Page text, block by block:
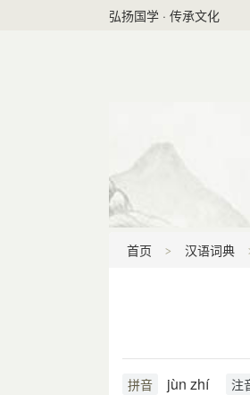
弘扬国学 · 传承文化
首页 汉语词典
拼音 jùn zhí 注